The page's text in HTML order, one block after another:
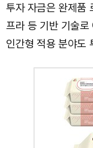
투자 자금은 완제품
프라 등 기반 기술로
인간형 적용 분야도